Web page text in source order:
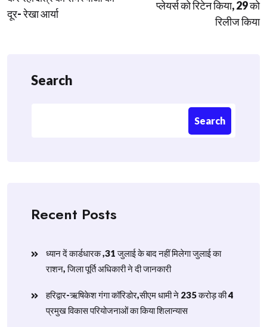
दूर- रेखा आर्या
प्लेयर्स को रिटेन किया, 29 को
रिलीज किया
Search
Search
Recent Posts
ध्यान दें कार्डधारक ,31 जुलाई के बाद नहीं मिलेगा जुलाई का
राशन, जिला पूर्ति अधिकारी ने दी जानकारी
हरिद्वार-ऋषिकेश गंगा कॉरिडोर,सीएम धामी ने 235 करोड़ की 4
प्रमुख विकास परियोजनाओं का किया शिलान्यास